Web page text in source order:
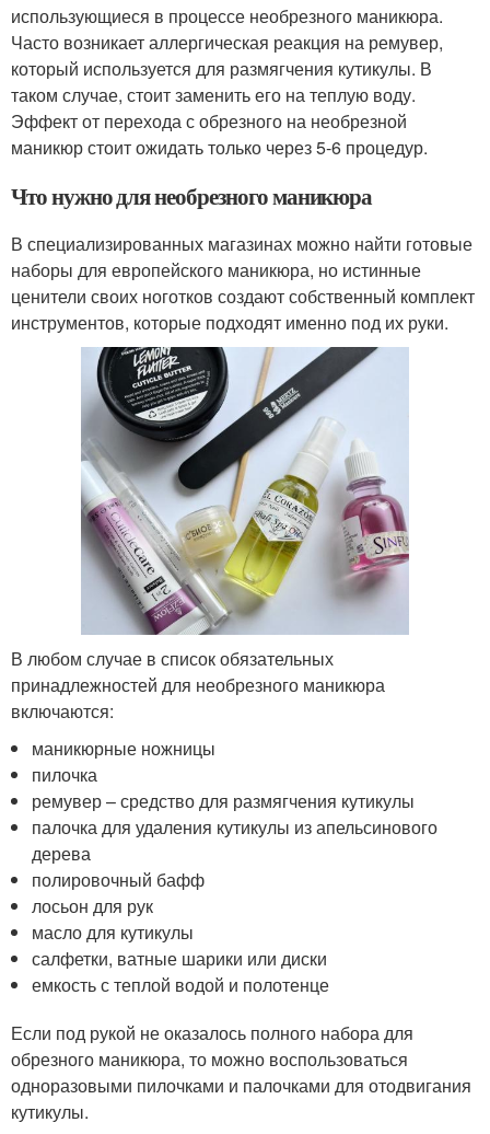
использующиеся в процессе необрезного маникюра.
Часто возникает аллергическая реакция на ремувер,
который используется для размягчения кутикулы. В
таком случае, стоит заменить его на теплую воду.
Эффект от перехода с обрезного на необрезной
маникюр стоит ожидать только через 5-6 процедур.
Что нужно для необрезного маникюра
В специализированных магазинах можно найти готовые
наборы для европейского маникюра, но истинные
ценители своих ноготков создают собственный комплект
инструментов, которые подходят именно под их руки.
В любом случае в список обязательных
принадлежностей для необрезного маникюра
включаются:
маникюрные ножницы
пилочка
ремувер – средство для размягчения кутикулы
палочка для удаления кутикулы из апельсинового
дерева
полировочный бафф
лосьон для рук
масло для кутикулы
салфетки, ватные шарики или диски
емкость с теплой водой и полотенце
Если под рукой не оказалось полного набора для
обрезного маникюра, то можно воспользоваться
одноразовыми пилочками и палочками для отодвигания
кутикулы.